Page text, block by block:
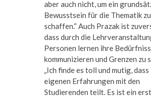
aber auch nicht, um ein
Bewusstsein für die Thematik zu
schaffen.“ Auch Prazak ist
dass durch die
Personen lernen ihre
kommunizieren und Grenzen zu
„Ich finde es toll und mutig,
eigenen Erfahrungen mit den
Studierenden teilt. Es ist ein